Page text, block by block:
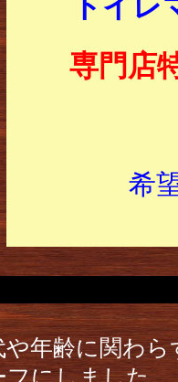
専門店
希
や年齢に関わ
フにしました。